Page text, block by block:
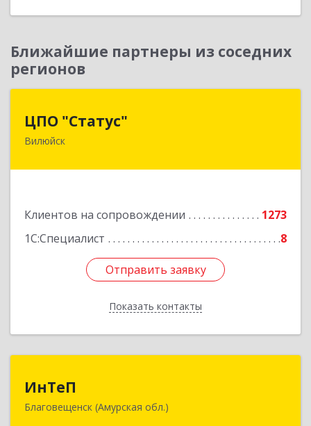
Ближайшие партнеры из соседних
регионов
ЦПО "Статус"
Вилюйск
Клиентов на сопровождении
1273
1С:Специалист
8
Отправить заявку
Показать контакты
677000, Саха /Якутия/ Респ, Якутск г, Ленина пр-
Отправить заявку
Назад
ИнТеП
Благовещенск (Амурская обл.)
675000, Амурская обл, Благовещенск г,